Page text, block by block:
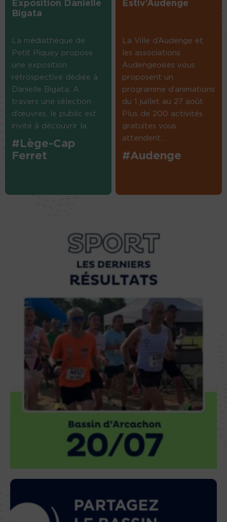
Exposition Danielle
Bigata
La médiathèque de
Petit Piquey propose
une exposition
rétrospective dédiée à
Danielle Bigata. A
travers une sélection
d’œuvres, le public est
invité à découvrir la...
#Lège-Cap
Ferret
Estiv’Audenge
La Ville d’Audenge et
les associations
Audengeoises vous
proposent un
programme d’animations
du 1 juillet au 27 août.
Plus de 200 activités
gratuites vous
attendent....
#Audenge